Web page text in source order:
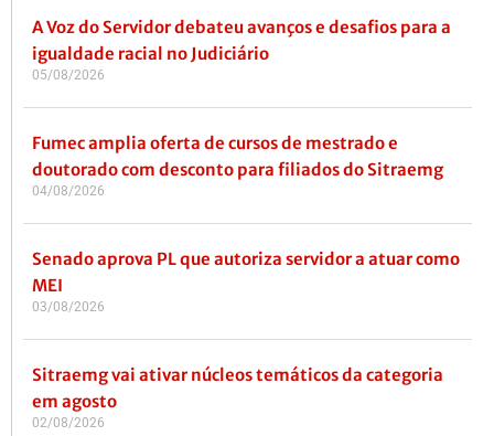
A Voz do Servidor debateu avanços e desafios para a
igualdade racial no Judiciário
05/08/2026
Fumec amplia oferta de cursos de mestrado e
doutorado com desconto para filiados do Sitraemg
04/08/2026
Senado aprova PL que autoriza servidor a atuar como
MEI
03/08/2026
Sitraemg vai ativar núcleos temáticos da categoria
em agosto
02/08/2026